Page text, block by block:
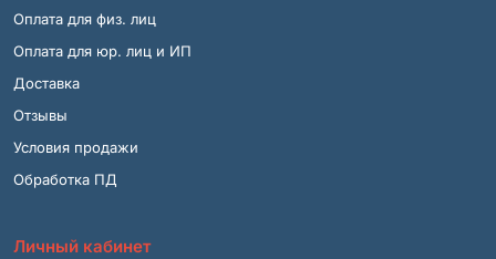
Оплата для физ. лиц
Оплата для юр. лиц и ИП
Доставка
Отзывы
Условия продажи
Обработка ПД
Личный кабинет